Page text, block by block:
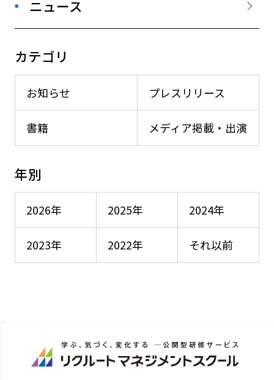
ニュース
カテゴリ
お知らせ プレスリリース
メディア掲載・出演
書籍
年別
2026年 2025年 2024年
2023年 2022年 それ以前